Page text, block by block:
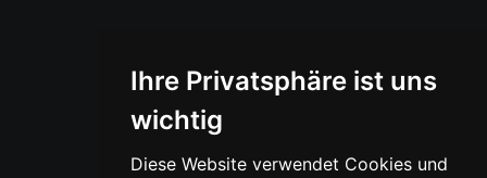
Ihre Privatsphäre ist uns
wichtig
Diese Website verwendet Cookies und